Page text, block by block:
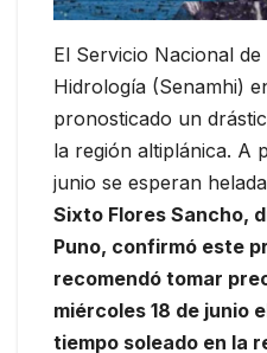
El Servicio Nacional
Hidrología (Senamhi)
pronosticado un
la región altiplánica. A
junio se esperan
Sixto Flores Sancho,
Puno, confirmó este
recomendó tomar
miércoles 18 de junio
tiempo soleado en la